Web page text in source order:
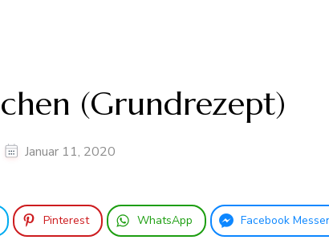
(Grundrezept)
Januar 11, 2020
Pinterest WhatsApp Facebook